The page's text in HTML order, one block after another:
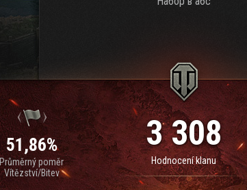
51,86%
Průměrný poměr
Vítězství/Bitev
3 308
Hodnocení klanu